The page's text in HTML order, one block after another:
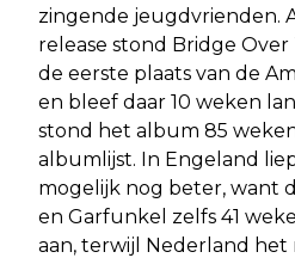
zingende jeugdvrienden.
release stond Bridge
de eerste plaats van de
en bleef daar 10 weken
stond het album 85
albumlijst. In Engeland
mogelijk nog beter, want
en Garfunkel zelfs 41
aan, terwijl Nederland het